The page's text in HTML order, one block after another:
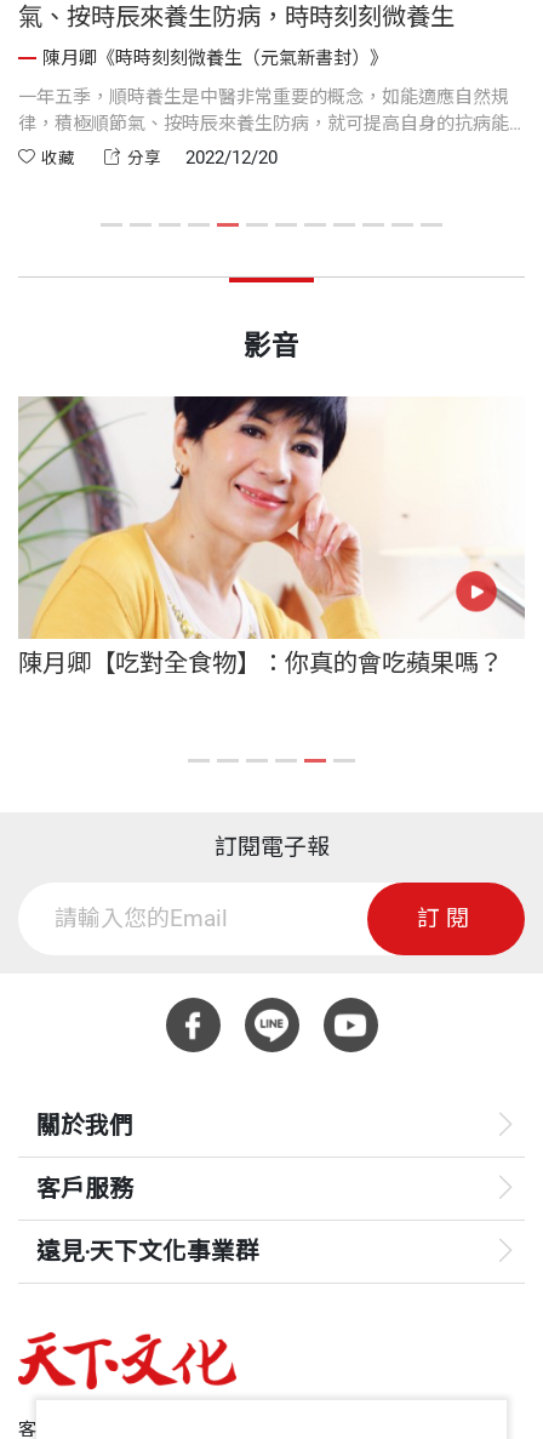
氣、按時辰來養生防病，時時刻刻微養生
陳月卿《時時刻刻微養生（元氣新書封）》
一年五季，順時養生是中醫非常重要的概念，如能適應自然規
律，積極順節氣、按時辰來養生防病，就可提高自身的抗病能
力。一般常說春季養肝，綠色入肝；夏季養心，紅色入心；秋
以多吃黑色的食物，少鹹、少吃點海鮮。
收藏 分享 2022/12/20
影音
陳月卿【吃對全食物】：你真的會吃蘋果嗎？
訂閱電子報
訂閱
關於我們
客戶服務
遠見‧天下文化事業群
哈佛商業評論
客服專線：+886 2 2662-0012